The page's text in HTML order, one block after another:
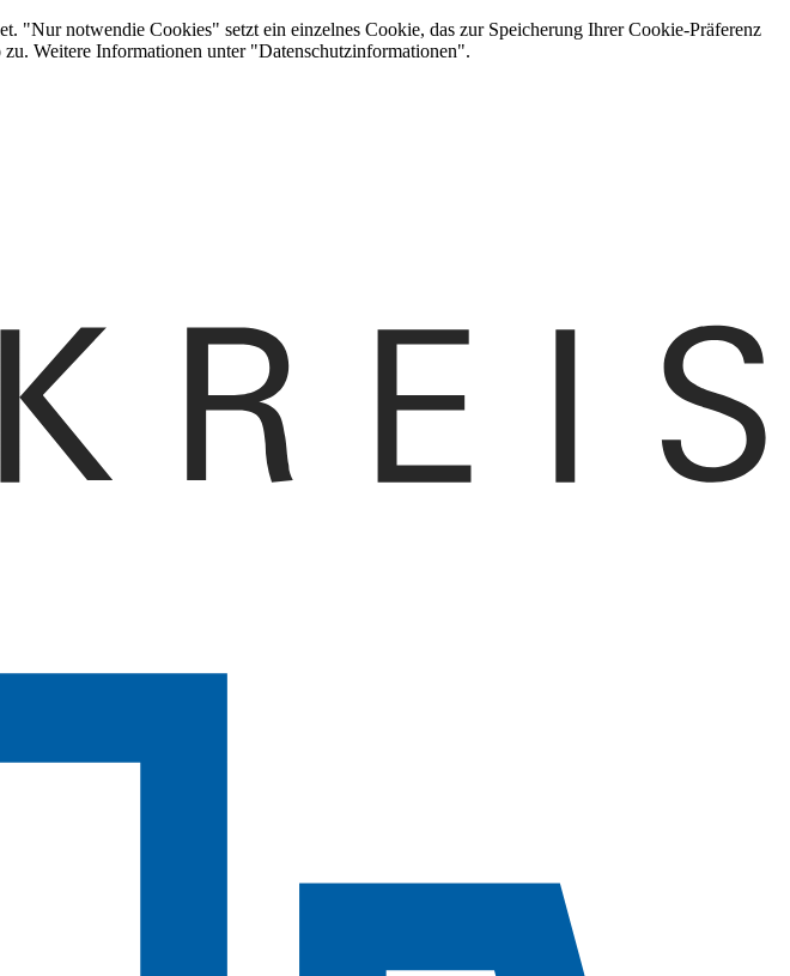
"Nur notwendie Cookies" setzt ein einzelnes Cookie, das zur Speicherung Ihrer Cookie-Präferenz
Weitere Informationen unter "Datenschutzinformationen".